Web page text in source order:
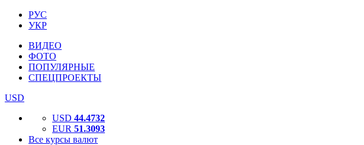
РУС
УКР
ВИДЕО
ФОТО
ПОПУЛЯРНЫЕ
СПЕЦПРОЕКТЫ
USD
USD 44.4732
EUR 51.3093
Все курсы валют